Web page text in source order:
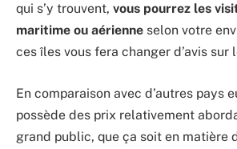
qui s’y trouvent, vous pourrez les
maritime ou aérienne selon votre
ces îles vous fera changer d’avis sur
En comparaison avec d’autres pays
possède des prix relativement
grand public, que ça soit en matière